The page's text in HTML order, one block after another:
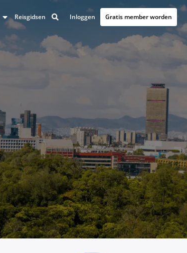
Reisgidsen Inloggen Gratis member worden